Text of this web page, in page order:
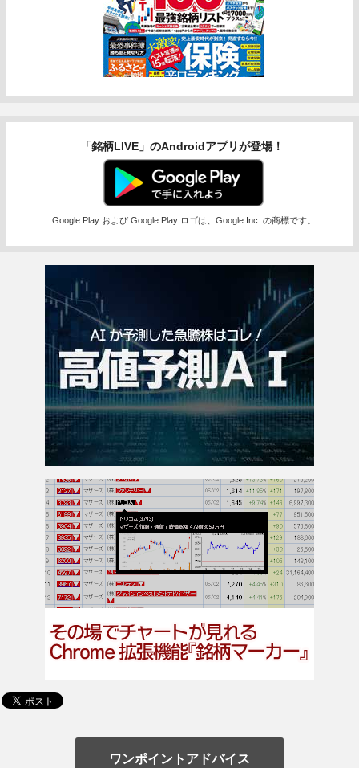
「銘柄LIVE」のAndroidアプリが登場！
Google Play および Google Play ロゴは、Google Inc. の商標です。
ワンポイントアドバイス